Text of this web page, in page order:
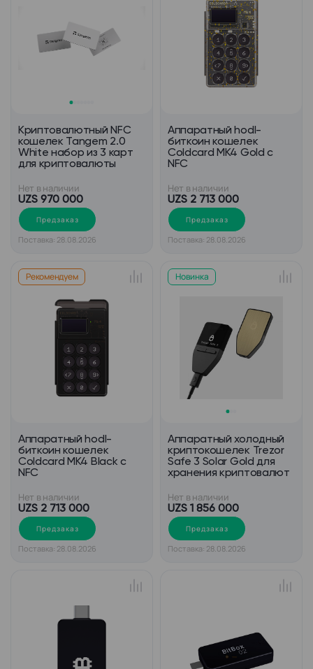
Криптовалютный NFC
кошелек Tangem 2.0
White набор из 3 карт
для криптовалюты
Нет в наличии
UZS 970 000
Предзаказ
Поставка: 28.08.2026
Аппаратный hodl-
биткоин кошелек
Coldcard MK4 Gold с
NFC
Нет в наличии
UZS 2 713 000
Предзаказ
Поставка: 28.08.2026
Рекомендуем
Аппаратный hodl-
биткоин кошелек
Coldcard MK4 Black с
NFC
Нет в наличии
UZS 2 713 000
Предзаказ
Поставка: 28.08.2026
Новинка
Аппаратный холодный
криптокошелек Trezor
Safe 3 Solar Gold для
хранения криптовалют
Нет в наличии
UZS 1 856 000
Предзаказ
Поставка: 28.08.2026